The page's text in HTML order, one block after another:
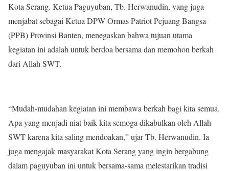
Kota Serang. Ketua Paguyuban, Tb. Herwanudin, yang juga
menjabat sebagai Ketua DPW Ormas Patriot Pejuang Bangsa
(PPB) Provinsi Banten, menegaskan bahwa tujuan utama
kegiatan ini adalah untuk berdoa bersama dan memohon berkah
dari Allah SWT.
“Mudah-mudahan kegiatan ini membawa berkah bagi kita semua.
Apa yang menjadi niat baik kita semoga dikabulkan oleh Allah
SWT karena kita saling mendoakan,” ujar Tb. Herwanudin. Ia
juga mengajak masyarakat Kota Serang yang ingin bergabung
dalam paguyuban ini untuk bersama-sama melestarikan tradisi